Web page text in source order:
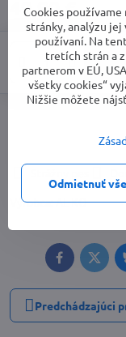
49,90 €
Výrobca:AL-KO
Facebook
Predchádzajúci
Cookies
stránky, analýzu
používaní. Na
tretích strán a
partnerom v EÚ,
všetky cookies“
Nižšie môžete
Odmietnuť